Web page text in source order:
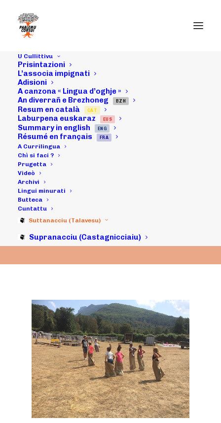
U Cullittivu
Prisintazioni
L’associa impignati
Adisioni
A canzona « Lingua d’oghje »
An diverrañ e Brezhoneg
BZH
Resum en català CAT
Laburpena euskaraz EUS
Summary in english ENG
Résumé en français FRA
A Currilingua
Chì si faci ?
Prugetta
Videò
Archivi
Lingui minurati
Butteca
Cuntattu
Suttanacciu (Talavesu)
Supranacciu (Castagnicciaiu)
31/07/16 :
animazioni in
lingua corsa pà i
ziteddi à a
Bocca d'u Pratu